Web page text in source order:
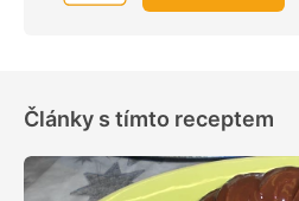
Články s tímto receptem